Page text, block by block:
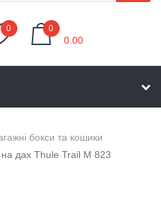
0 0
0.00
бокси та кошики
дах Thule Trail M 823